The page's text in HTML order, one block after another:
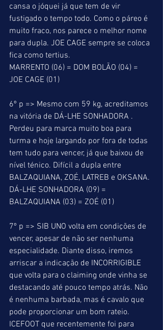
cansa o jóquei já que tem de vir
fustigado o tempo todo. Como o páreo é
muito fraco, nos parece o melhor nome
para dupla. JOE CAGE sempre se coloca
fica como tertius.
MARRENTO (06) = DOM BOLÃO (04) =
JOE CAGE (01)
6º p => Mesmo com 59 kg, acreditamos
na vitória de DÁ-LHE SONHADORA .
Perdeu para marca muito boa para
turma e hoje largando por fora de todas
tem tudo para vencer, já que baixou de
nível ténico. Difícil a dupla entre
BALZAQUIANA, ZOÉ, LATREB e OKSANA.
DÁ-LHE SONHADORA (09) =
BALZAQUIANA (03) = ZOÉ (01)
7º p => SIB UNO volta em condições de
vencer, apesar de não ser nenhuma
especialidade. Diante disso, iremos
arriscar a indicação de INCORRIGIBLE
que volta para o claiming onde vinha se
destacando até pouco tempo atrás. Não
é nenhuma barbada, mas é cavalo que
pode proporcionar um bom rateio.
ICEFOOT que recentemente foi para